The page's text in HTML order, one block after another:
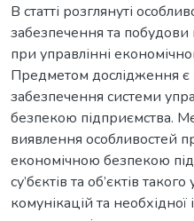
В статті розглянуті
забезпечення та
при управлінні
Предметом дослідження
забезпечення системи
безпекою підприємства.
виявлення особливостей
економічною безпекою
су’бєктів та об’єктів
комунікацій та необхідної